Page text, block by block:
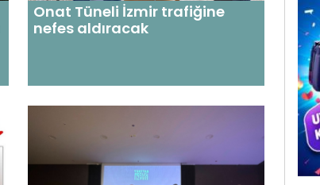
Onat Tüneli İzmir trafiğine
nefes aldıracak